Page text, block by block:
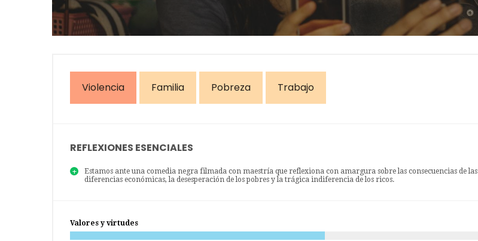
Violencia Familia Pobreza Trabajo
REFLEXIONES ESENCIALES
Estamos ante una comedia negra filmada con maestría que reflexiona con amargura sobre las consecuencias de las
diferencias económicas, la desesperación de los pobres y la trágica indiferencia de los ricos.
Valores y virtudes